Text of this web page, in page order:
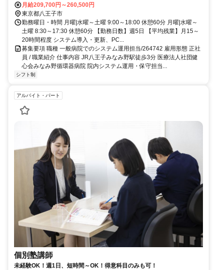
給 無料駐車場有
月給209,700円～260,500円
東京都八王子市
勤務曜日・時間 月曜|水曜～土曜 9:00～18:00 休憩60分 月曜|水曜～
土曜 8:30～17:30 休憩60分 【勤務日数】週5日 【平均残業】月15～
20時間程度 システム導入・更新、PC...
募集要項 職種 一般病院でのシステム運用担当/264742 雇用形態 正社
員 / 職業紹介 仕事内容 JR八王子みなみ野駅徒歩3分 医療法人社団健
心会みなみ野循環器病院 院内システム運用・保守担当...
シフト制
アルバイト・パート
個別塾講師
未経験OK！週1日、短時間～OK！得意科目のみも可！